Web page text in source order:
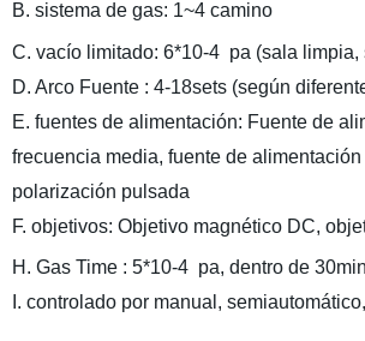
B. sistema de gas: 1~4 camino
C. vacío limitado: 6*10-4 pa (sala limpia,
D. Arco Fuente : 4-18sets (según
E. fuentes de alimentación: Fuente de
frecuencia media, fuente de
polarización pulsada
F. objetivos: Objetivo magnético DC,
H. Gas Time : 5*10-4 pa, dentro de
I. controlado por manual,